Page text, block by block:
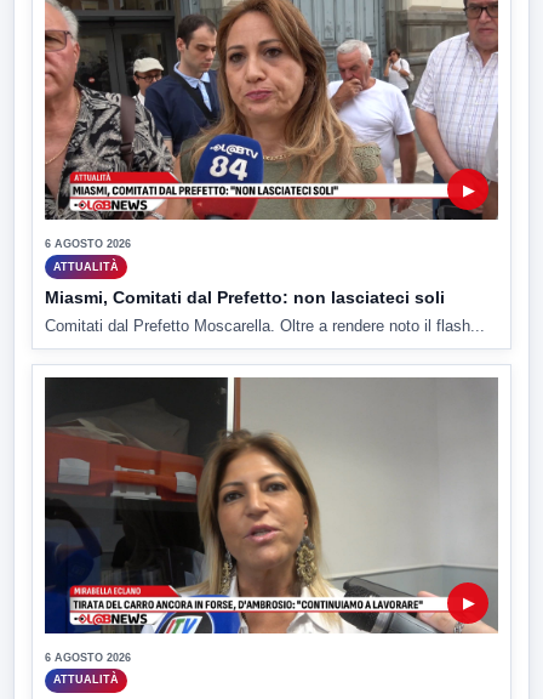
▶
6 AGOSTO 2026
ATTUALITÀ
Miasmi, Comitati dal Prefetto: non lasciateci soli
Comitati dal Prefetto Moscarella. Oltre a rendere noto il flash...
▶
6 AGOSTO 2026
ATTUALITÀ